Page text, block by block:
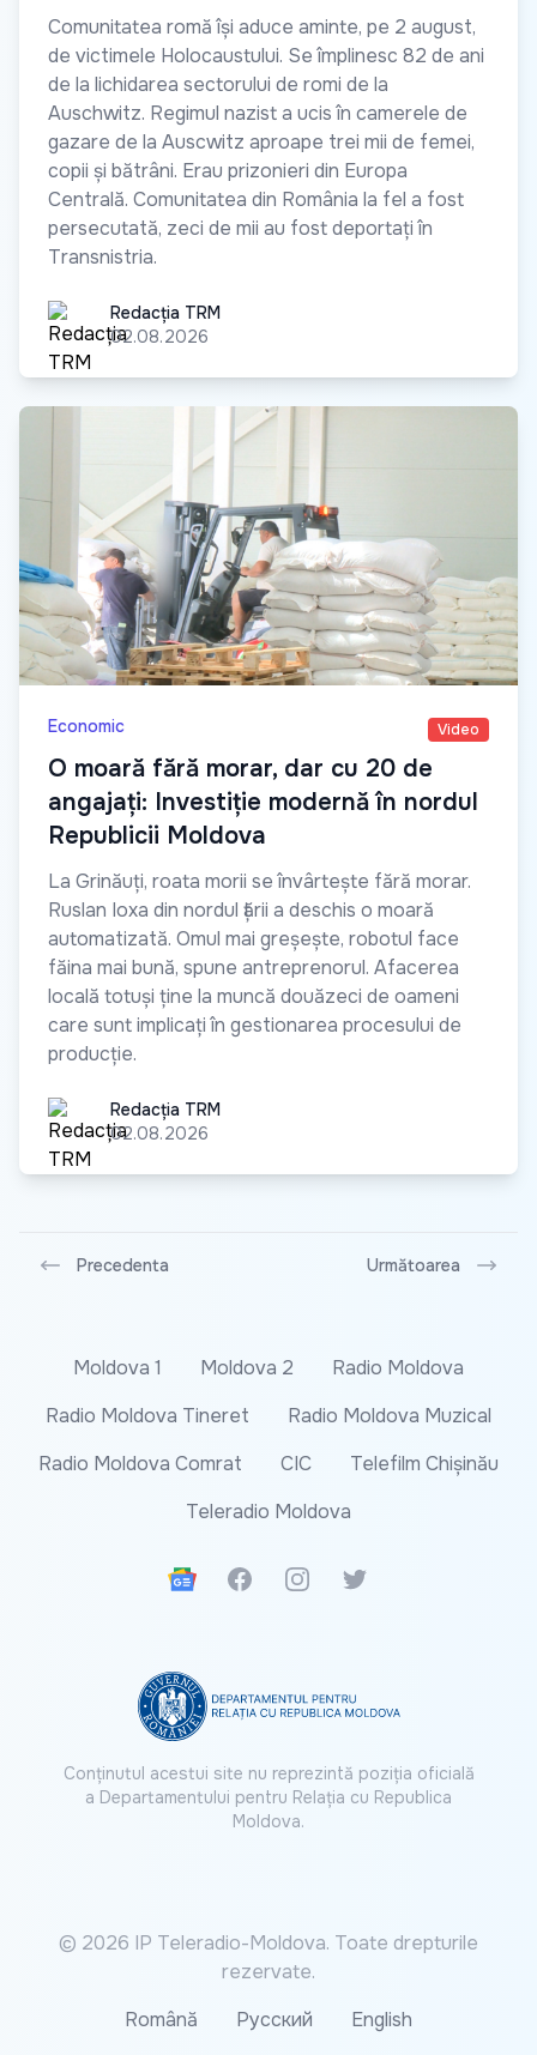
Comunitatea romă își aduce aminte, pe 2 august,
de victimele Holocaustului. Se împlinesc 82 de ani
de la lichidarea sectorului de romi de la
Auschwitz. Regimul nazist a ucis în camerele de
gazare de la Auscwitz aproape trei mii de femei,
copii și bătrâni. Erau prizonieri din Europa
Centrală. Comunitatea din România la fel a fost
persecutată, zeci de mii au fost deportați în
Transnistria.
Redacția TRM
Redacția TRM
02.08.2026
Economic Video
O moară fără morar, dar cu 20 de
angajați: Investiție modernă în nordul
Republicii Moldova
La Grinăuți, roata morii se învârtește fără morar.
Ruslan Ioxa din nordul țării a deschis o moară
automatizată. Omul mai greșește, robotul face
făina mai bună, spune antreprenorul. Afacerea
locală totuși ține la muncă douăzeci de oameni
care sunt implicați în gestionarea procesului de
producție.
Redacția TRM
Redacția TRM
02.08.2026
Precedenta Următoarea
Moldova 1 Moldova 2
Radio Moldova
Radio Moldova Tineret
Radio Moldova Muzical
Radio Moldova Comrat
CIC
Telefilm Chișinău
Teleradio Moldova
Google News
FacebookInstagramTwitter
Conținutul acestui site nu reprezintă poziția oficială
a Departamentului pentru Relația cu Republica
Moldova.
© 2026 IP Teleradio-Moldova. Toate drepturile
rezervate.
Română
Русский English